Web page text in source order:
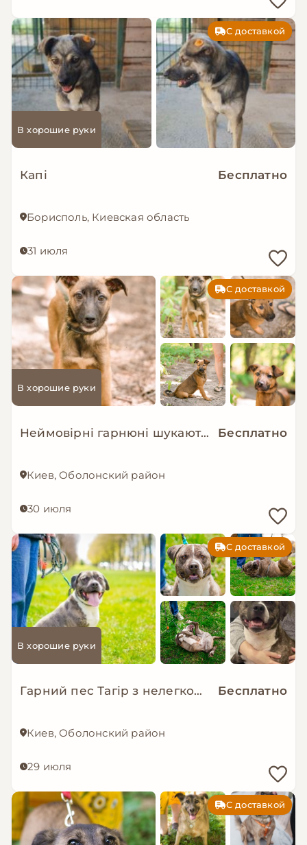
С доставкой
В хорошие руки
Капі Бесплатно
Борисполь, Киевская область
31 июля
С доставкой
В хорошие руки
Неймовірні гарнюні шукають дім! Бесплатно
Киев, Оболонский район
30 июля
С доставкой
В хорошие руки
Гарний пес Тагір з нелегкою долею… Бесплатно
Киев, Оболонский район
29 июля
С доставкой